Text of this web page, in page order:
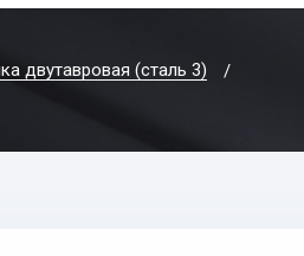
двутавровая (сталь 3)